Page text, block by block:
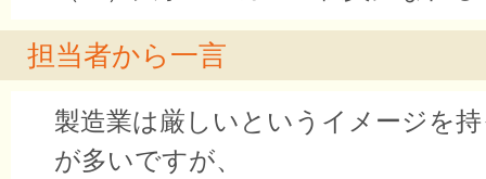
担当者から一言
製造業は厳しいというイメージを
が多いですが、